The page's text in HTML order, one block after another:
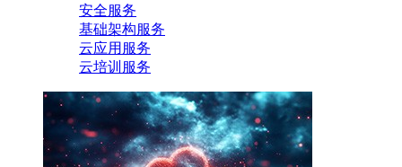
安全服务
基础架构服务
云应用服务
云培训服务